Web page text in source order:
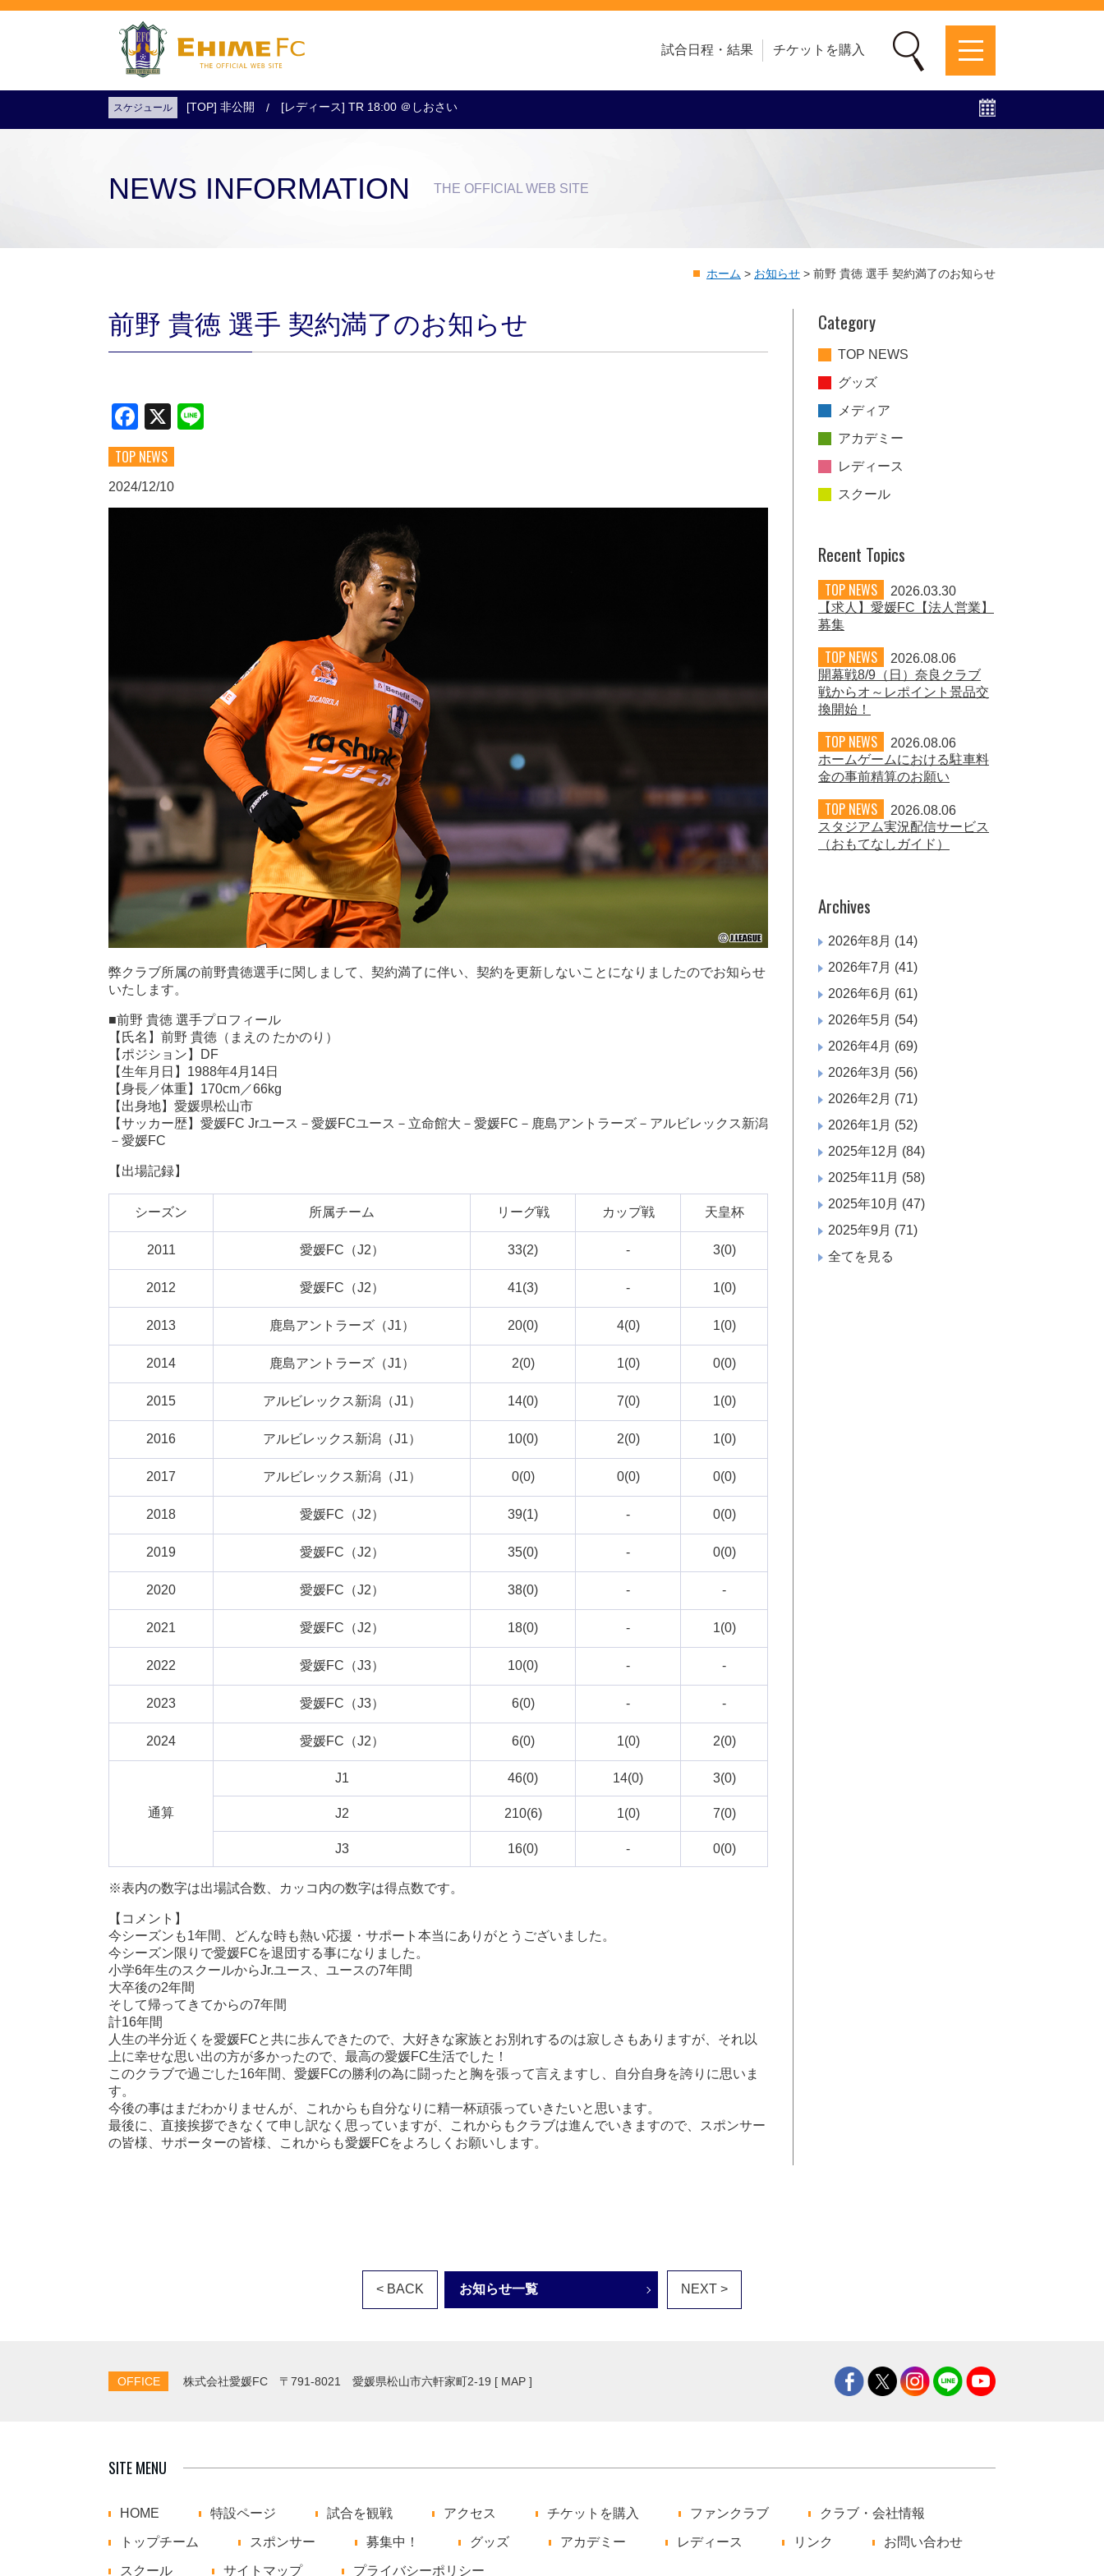
試合日程・結果 チケットを購入
試合日程・結果 アクセス クラブ・会社情報
スケジュール [TOP] 非公開 [レディース] TR 18:00 ＠しおさい
NEWS INFORMATION THE OFFICIAL WEB SITE
ホーム > お知らせ > 前野 貴徳 選手 契約満了のお知らせ
前野 貴徳 選手 契約満了のお知らせ
Facebook
X
TOP NEWS
2024/12/10
弊クラブ所属の前野貴徳選手に関しまして、契約満了に伴い、契約を更新しないことになりましたのでお知らせ
いたします。
■前野 貴徳 選手プロフィール
【氏名】前野 貴徳（まえの たかのり）
【ポジション】DF
【生年月日】1988年4月14日
【身長／体重】170cm／66kg
【出身地】愛媛県松山市
【サッカー歴】愛媛FC Jrユース－愛媛FCユース－立命館大－愛媛FC－鹿島アントラーズ－アルビレックス新潟
－愛媛FC
【出場記録】
シーズン 所属チーム リーグ戦 カップ戦 天皇杯
2011 愛媛FC（J2） 33(2) - 3(0)
2012 愛媛FC（J2） 41(3) - 1(0)
2013 鹿島アントラーズ（J1） 20(0) 4(0) 1(0)
2014 鹿島アントラーズ（J1） 2(0) 1(0) 0(0)
2015 アルビレックス新潟（J1） 14(0) 7(0) 1(0)
2016 アルビレックス新潟（J1） 10(0) 2(0) 1(0)
2017 アルビレックス新潟（J1） 0(0) 0(0) 0(0)
2018 愛媛FC（J2） 39(1) - 0(0)
2019 愛媛FC（J2） 35(0) - 0(0)
2020 愛媛FC（J2） 38(0) - -
2021 愛媛FC（J2） 18(0) - 1(0)
2022 愛媛FC（J3） 10(0) - -
2023 愛媛FC（J3） 6(0) - -
2024 愛媛FC（J2） 6(0) 1(0) 2(0)
通算
J1 46(0) 14(0) 3(0)
J2 210(6) 1(0) 7(0)
J3 16(0) - 0(0)
※表内の数字は出場試合数、カッコ内の数字は得点数です。
【コメント】
今シーズンも1年間、どんな時も熱い応援・サポート本当にありがとうございました。
今シーズン限りで愛媛FCを退団する事になりました。
小学6年生のスクールからJr.ユース、ユースの7年間
大卒後の2年間
そして帰ってきてからの7年間
計16年間
人生の半分近くを愛媛FCと共に歩んできたので、大好きな家族とお別れするのは寂しさもありますが、それ以
上に幸せな思い出の方が多かったので、最高の愛媛FC生活でした！
このクラブで過ごした16年間、愛媛FCの勝利の為に闘ったと胸を張って言えますし、自分自身を誇りに思いま
す。
今後の事はまだわかりませんが、これからも自分なりに精一杯頑張っていきたいと思います。
最後に、直接挨拶できなくて申し訳なく思っていますが、これからもクラブは進んでいきますので、スポンサー
の皆様、サポーターの皆様、これからも愛媛FCをよろしくお願いします。
Category
TOP NEWS
グッズ
メディア
アカデミー
レディース
スクール
Recent Topics
TOP NEWS
2026.03.30
【求人】愛媛FC【法人営業】
募集
TOP NEWS
2026.08.06
開幕戦8/9（日）奈良クラブ
戦からオ～レポイント景品交
換開始！
TOP NEWS
2026.08.06
ホームゲームにおける駐車料
金の事前精算のお願い
TOP NEWS
2026.08.06
スタジアム実況配信サービス
（おもてなしガイド）
Archives
2026年8月 (14)
2026年7月 (41)
2026年6月 (61)
2026年5月 (54)
2026年4月 (69)
2026年3月 (56)
2026年2月 (71)
2026年1月 (52)
2025年12月 (84)
2025年11月 (58)
2025年10月 (47)
2025年9月 (71)
全てを見る
< BACK お知らせ一覧 NEXT >
OFFICE 株式会社愛媛FC 〒791-8021 愛媛県松山市六軒家町2-19 [ MAP ]
SITE MENU
HOME 特設ページ 試合を観戦 アクセス チケットを購入 ファンクラブ クラブ・会社情報
トップチーム スポンサー 募集中！ グッズ アカデミー レディース リンク お問い合わせ
スクール サイトマップ プライバシーポリシー